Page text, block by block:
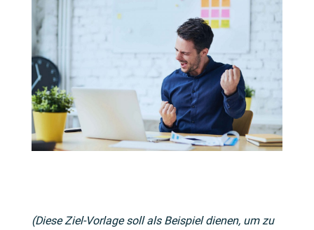
(Diese Ziel-Vorlage soll als Beispiel dienen, um zu